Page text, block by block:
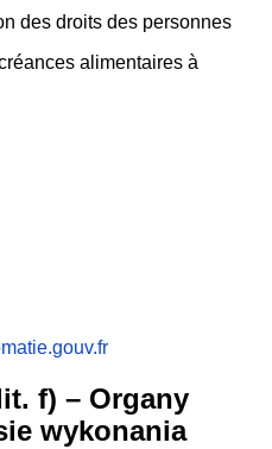
des droits des personnes
alimentaires à
f) – Organy
wykonania